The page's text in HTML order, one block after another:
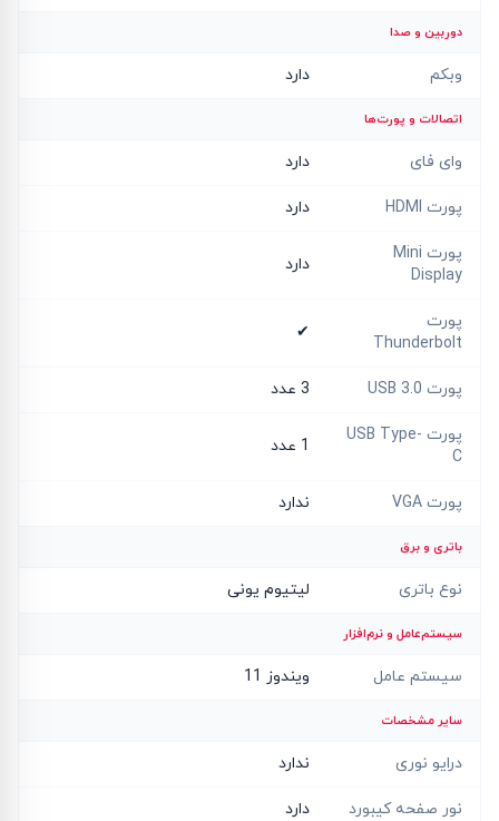
دوربین و صدا
وبکم دارد
اتصالات و پورت‌ها
وای فای دارد
پورت HDMI دارد
پورت Mini
Display
دارد
پورت
Thunderbolt
✔
پورت USB 3.0 3 عدد
پورت USB Type-
C
1 عدد
پورت VGA ندارد
باتری و برق
نوع باتری لیتیوم یونی
سیستم‌عامل و نرم‌افزار
سیستم عامل ویندوز 11
سایر مشخصات
درایو نوری ندارد
نور صفحه کیبورد دارد